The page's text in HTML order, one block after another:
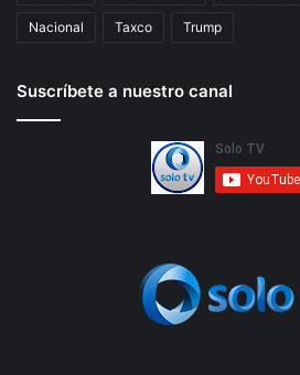
Nacional Taxco Trump
Suscríbete a nuestro canal